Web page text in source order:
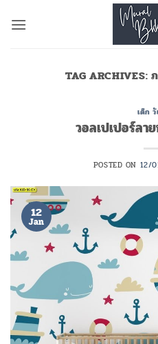
TAG ARCHIVES:
เด็ก
วอลเปเปอร์ลา
POSTED ON 12/
12
Jan